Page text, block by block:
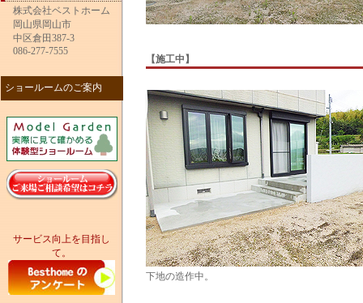
株式会社ベストホーム
岡山県岡山市
中区倉田387-3
086-277-7555
ショールームのご案内
サービス向上を目指し
て。
【施工中】
下地の造作中。